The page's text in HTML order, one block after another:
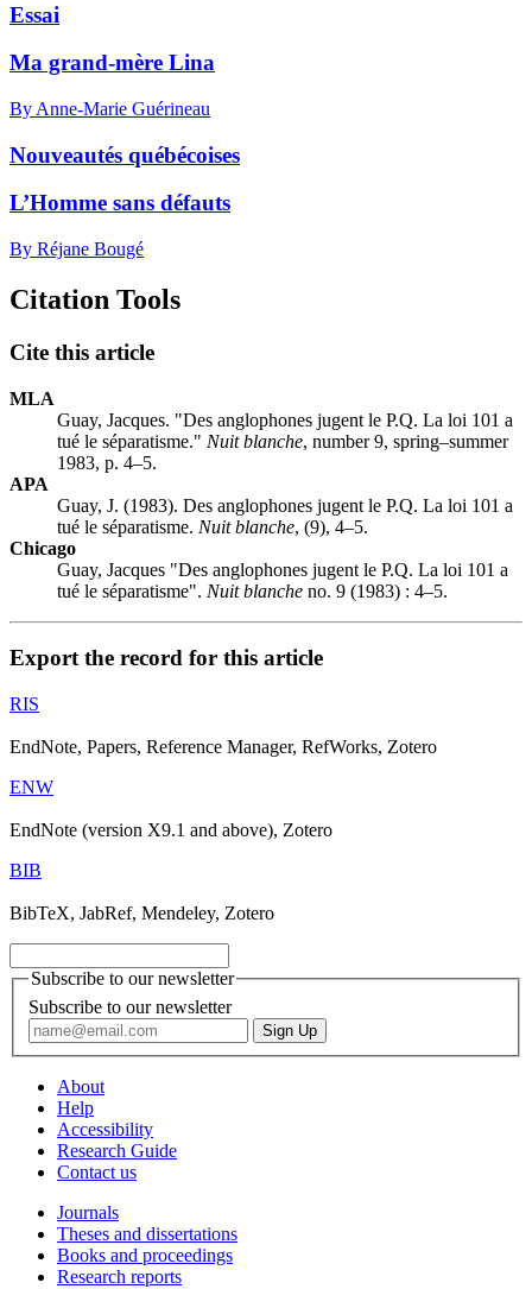
Essai
Ma grand-mère Lina
By Anne-Marie Guérineau
Nouveautés québécoises
L’Homme sans défauts
By Réjane Bougé
Citation Tools
Cite this article
MLA
Guay, Jacques. "Des anglophones jugent le P.Q. La loi 101 a
tué le séparatisme." Nuit blanche, number 9, spring–summer
1983, p. 4–5.
APA
Guay, J. (1983). Des anglophones jugent le P.Q. La loi 101 a
tué le séparatisme. Nuit blanche, (9), 4–5.
Chicago
Guay, Jacques "Des anglophones jugent le P.Q. La loi 101 a
tué le séparatisme". Nuit blanche no. 9 (1983) : 4–5.
Export the record for this article
RIS
EndNote, Papers, Reference Manager, RefWorks, Zotero
ENW
EndNote (version X9.1 and above), Zotero
BIB
BibTeX, JabRef, Mendeley, Zotero
Subscribe to our newsletter
Subscribe to our newsletter
About
Help
Accessibility
Research Guide
Contact us
Journals
Theses and dissertations
Books and proceedings
Research reports